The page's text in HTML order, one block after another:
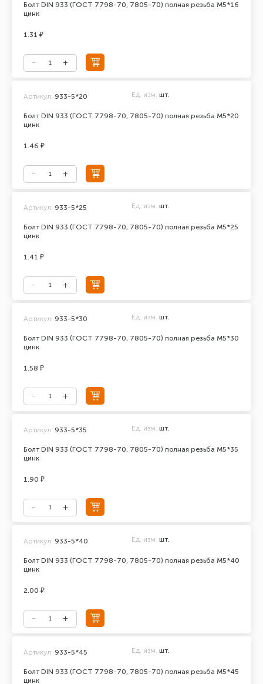
Болт DIN 933 (ГОСТ 7798-70, 7805-70) полная резьба М5*16
цинк
1.31 ₽
Болт DIN 933 (ГОСТ 7798-70, 7805-70) полная резьба М5*20
цинк
Артикул: 933-5*20 Ед. изм. шт.
1.46 ₽
Болт DIN 933 (ГОСТ 7798-70, 7805-70) полная резьба М5*25
цинк
Артикул: 933-5*25 Ед. изм. шт.
1.41 ₽
Болт DIN 933 (ГОСТ 7798-70, 7805-70) полная резьба М5*30
цинк
Артикул: 933-5*30 Ед. изм. шт.
1.58 ₽
Болт DIN 933 (ГОСТ 7798-70, 7805-70) полная резьба М5*35
цинк
Артикул: 933-5*35 Ед. изм. шт.
1.90 ₽
Болт DIN 933 (ГОСТ 7798-70, 7805-70) полная резьба М5*40
цинк
Артикул: 933-5*40 Ед. изм. шт.
2.00 ₽
Болт DIN 933 (ГОСТ 7798-70, 7805-70) полная резьба М5*45
цинк
Артикул: 933-5*45 Ед. изм. шт.